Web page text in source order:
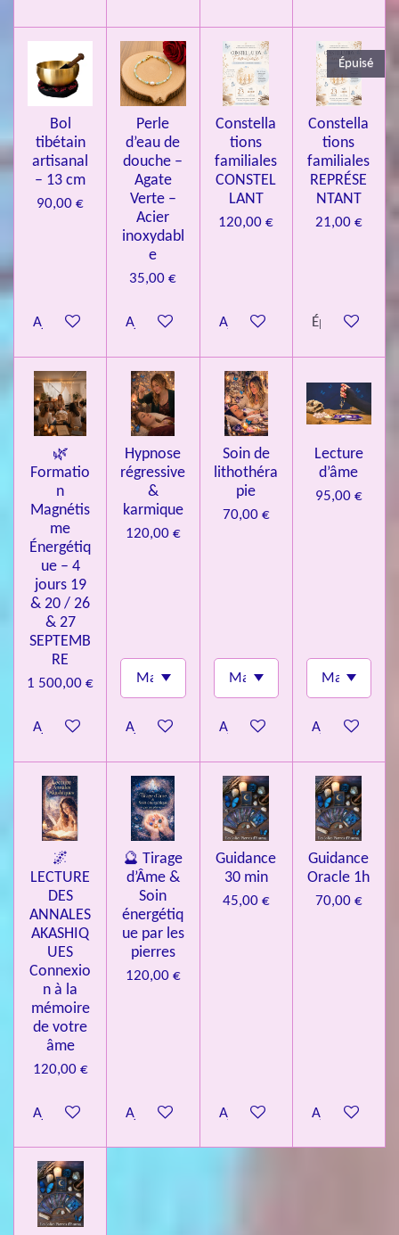
t
l
Bol
tibétain
artisanal
– 13 cm
90,00 €
Ajouter au panier
Perle
d’eau de
douche –
Agate
Verte –
Acier
inoxydabl
e
35,00 €
Ajouter au panier
Constella
tions
familiales
CONSTEL
LANT
120,00 €
Ajouter au panier
Épuisé
Constella
tions
familiales
REPRÉSE
NTANT
21,00 €
Épuisé
🌿
Formatio
n
Magnétis
me
Énergétiq
ue – 4
jours 19
& 20 / 26
& 27
SEPTEMB
RE
1 500,00 €
Ajouter au panier
Hypnose
régressive
&
karmique
120,00 €
Ajouter au panier
Soin de
lithothéra
pie
70,00 €
Ajouter au panier
Lecture
d’âme
95,00 €
Ajouter au
🌌
LECTURE
DES
ANNALES
AKASHIQ
UES
Connexio
n à la
mémoire
de votre
âme
120,00 €
Ajouter au panier
🔮 Tirage
d’Âme &
Soin
énergétiq
ue par les
pierres
120,00 €
Ajouter au panier
Guidance
30 min
45,00 €
Ajouter au panier
Guidance
Oracle 1h
70,00 €
Ajouter au